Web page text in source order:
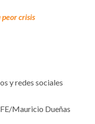
crisis
y redes sociales
Mauricio Dueñas